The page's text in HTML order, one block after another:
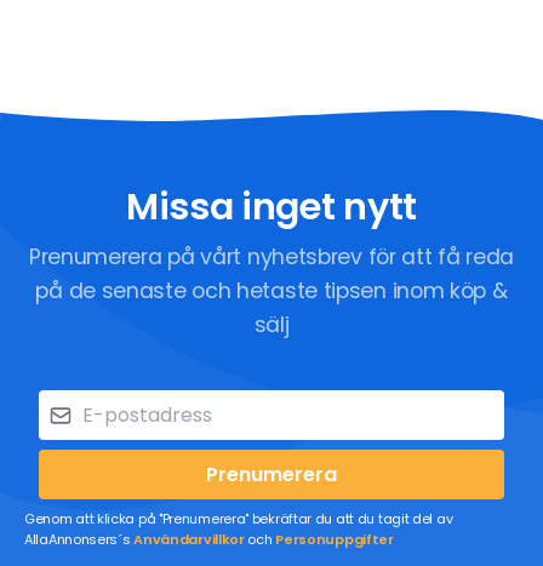
Missa inget nytt
Prenumerera på vårt nyhetsbrev för att få reda
på de senaste och hetaste tipsen inom köp &
sälj
Prenumerera
Genom att klicka på "Prenumerera" bekräftar du att du tagit del av
AllaAnnonsers´sAnvändarvillkoroch Personuppgifter